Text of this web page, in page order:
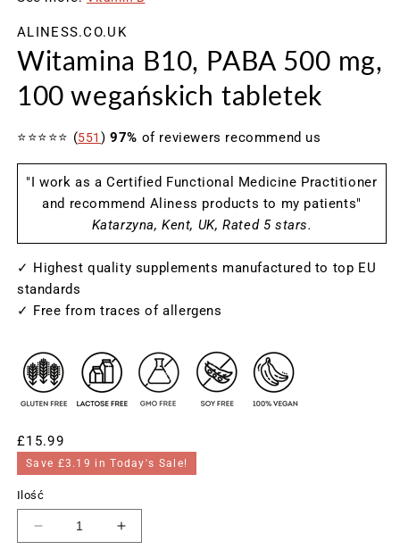
modalnym
ALINESS.CO.UK
Witamina B10, PABA 500 mg,
100 wegańskich tabletek
⭐⭐⭐⭐⭐ (551)97% of reviewers recommend us
"I work as a Certified Functional Medicine Practitioner
and recommend Aliness products to my patients"
Katarzyna, Kent, UK, Rated 5 stars.
✓ Highest quality supplements manufactured to top EU
standards
✓ Free from traces of allergens
Cena
regularna
£15.99
Save £3.19 in Today's Sale!
Ilość
Zmniejsz
Zwiększ